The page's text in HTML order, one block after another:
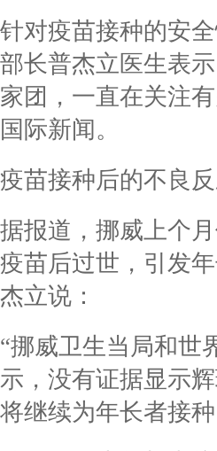
针对疫苗接种的安
部长普杰立医生表
家团，一直在关注
国际新闻。
疫苗接种后的不良
据报道，挪威上个
疫苗后过世，引发
杰立说：
“挪威卫生当局和世
示，没有证据显示
将继续为年长者接